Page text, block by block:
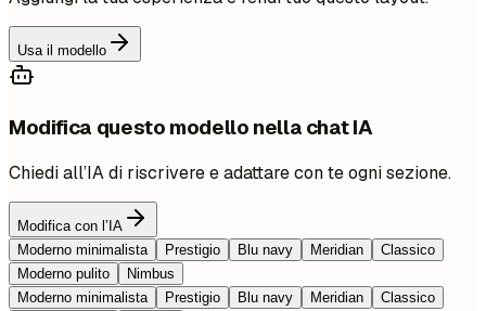
Usa il modello
Modifica questo modello nella chat IA
Chiedi all’IA di riscrivere e adattare con te ogni sezione.
Modifica con l’IA
Moderno minimalista
Prestigio Blu navy Meridian
Classico
Moderno pulito
Nimbus
Moderno minimalista
Prestigio Blu navy Meridian
Classico